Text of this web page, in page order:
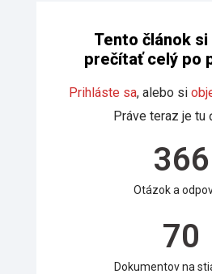
Tento článok
prečítať celý po
Prihláste sa, alebo si
Práve teraz je tu
Otázok a
366
Dokumentov na
70